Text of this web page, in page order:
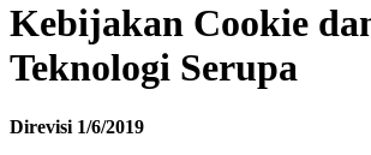
Kebijakan Cookie
Teknologi Serupa
Direvisi 1/6/2019